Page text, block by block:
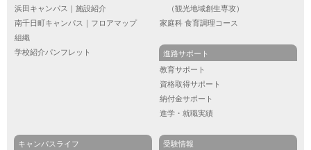
浜田キャンパス｜施設紹介
南千日町キャンパス｜フロアマップ
組織
学校紹介パンフレット
（観光地域創生専攻）
家庭科 食育調理コース
進路サポート
教育サポート
資格取得サポート
納付金サポート
進学・就職実績
キャンパスライフ
受験情報